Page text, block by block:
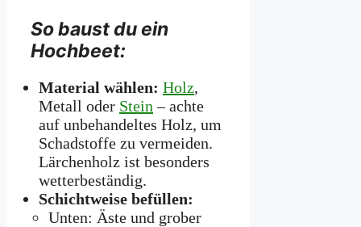
So baust du ein
Hochbeet:
Material wählen: Holz,
Metall oder Stein – achte
auf unbehandeltes Holz, um
Schadstoffe zu vermeiden.
Lärchenholz ist besonders
wetterbeständig.
Schichtweise befüllen:
Unten: Äste und grober